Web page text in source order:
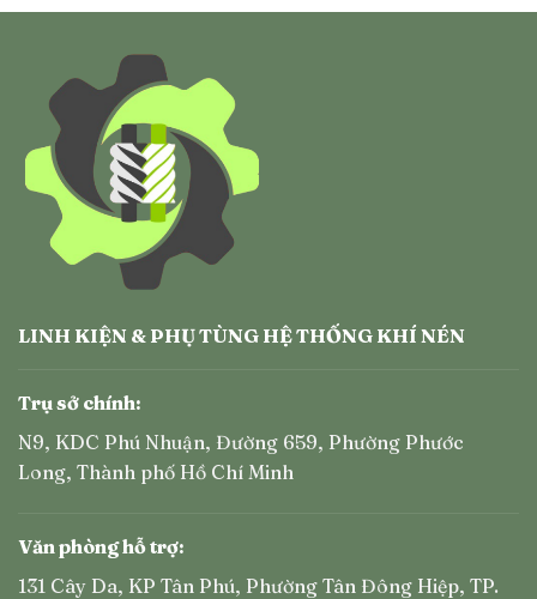
5 sao
LINH KIỆN & PHỤ TÙNG HỆ THỐNG KHÍ NÉN
Trụ sở chính:
N9, KDC Phú Nhuận, Đường 659, Phường Phước
Long, Thành phố Hồ Chí Minh
Văn phòng hỗ trợ:
131 Cây Da, KP Tân Phú, Phường Tân Đông Hiệp, TP.